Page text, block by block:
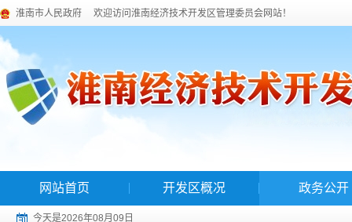
淮南市人民政府 欢迎访问淮南经济技术开发区管理委员会网站！
网站首页 开发区概况 政务公开
今天是2026年08月09日